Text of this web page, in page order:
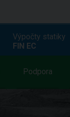
Podpora
Výpočty statiky
FIN EC